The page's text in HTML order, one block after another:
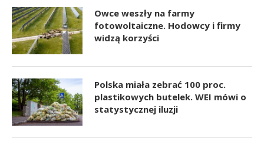
Owce weszły na farmy
fotowoltaiczne. Hodowcy i firmy
widzą korzyści
Polska miała zebrać 100 proc.
plastikowych butelek. WEI mówi o
statystycznej iluzji